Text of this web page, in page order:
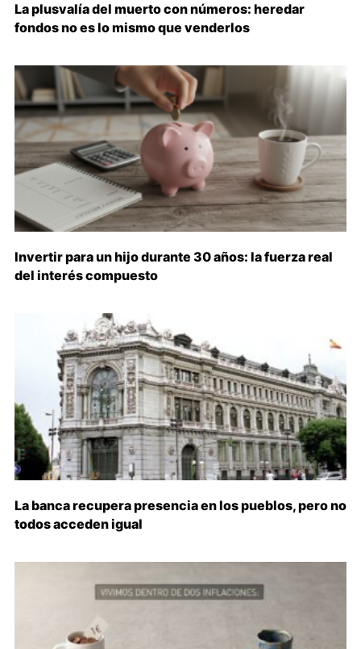
La plusvalía del muerto con números: heredar
fondos no es lo mismo que venderlos
Invertir para un hijo durante 30 años: la fuerza real
del interés compuesto
La banca recupera presencia en los pueblos, pero no
todos acceden igual